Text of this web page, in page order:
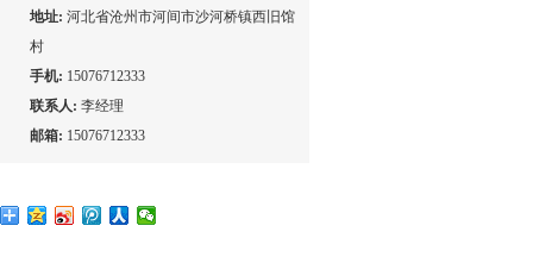
地址: 河北省沧州市河间市沙河桥镇西旧馆
村
手机: 15076712333
联系人: 李经理
邮箱: 15076712333